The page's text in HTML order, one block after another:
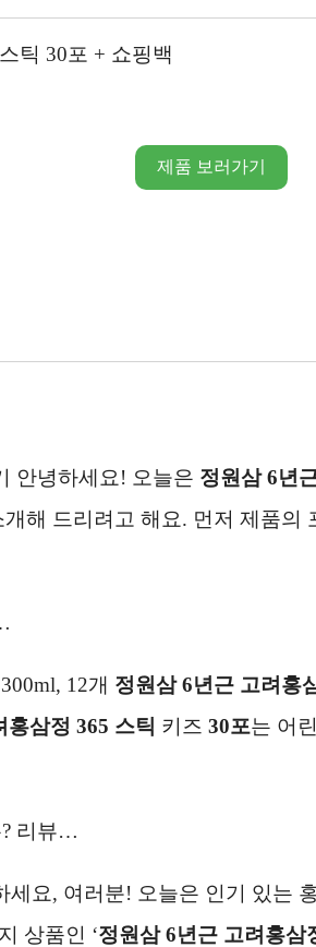
틱 30포 + 쇼핑백
제품 보러가기
안녕하세요! 오늘은 정원삼 6년
해 드리려고 해요. 먼저 제품의
12개 정원삼 6년근 고려홍
삼정 365 스틱 키즈 30포는 어
? 리뷰…
세요, 여러분! 오늘은 인기 있는
상품인 ‘정원삼 6년근 고려홍삼